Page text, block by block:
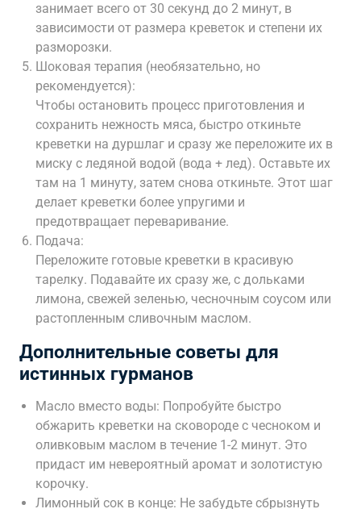
занимает всего от 30 секунд до 2 минут, в
зависимости от размера креветок и степени их
разморозки.
Шоковая терапия (необязательно, но
рекомендуется):
Чтобы остановить процесс приготовления и
сохранить нежность мяса, быстро откиньте
креветки на дуршлаг и сразу же переложите их в
миску с ледяной водой (вода + лед). Оставьте их
там на 1 минуту, затем снова откиньте. Этот шаг
делает креветки более упругими и
предотвращает переваривание.
Подача:
Переложите готовые креветки в красивую
тарелку. Подавайте их сразу же, с дольками
лимона, свежей зеленью, чесночным соусом или
растопленным сливочным маслом.
Дополнительные советы для
истинных гурманов
Масло вместо воды: Попробуйте быстро
обжарить креветки на сковороде с чесноком и
оливковым маслом в течение 1-2 минут. Это
придаст им невероятный аромат и золотистую
корочку.
Лимонный сок в конце: Не забудьте сбрызнуть